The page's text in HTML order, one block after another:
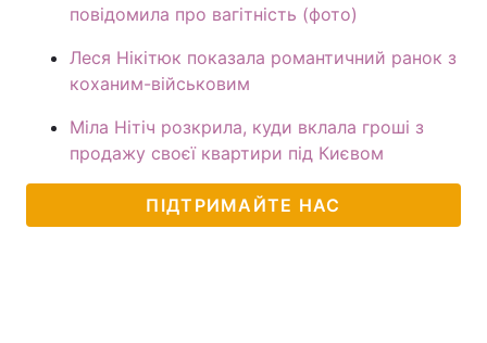
повідомила про вагітність (фото)
Леся Нікітюк показала романтичний ранок з
коханим-військовим
Міла Нітіч розкрила, куди вклала гроші з
продажу своєї квартири під Києвом
ПІДТРИМАЙТЕ НАС